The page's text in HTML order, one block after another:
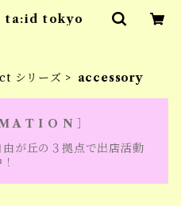
ta:id tokyo
シリーズ accessory
A T I O N ］
が丘の３拠点で出店活動